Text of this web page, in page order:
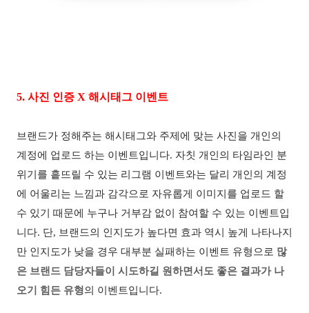
5. 사진 인증 X 해시태그 이벤트
브랜드가 정해주는 해시태그와 주제에 맞는 사진을 개인의
계정에 업로드 하는 이벤트입니다. 자칫 개인의 타임라인 분
위기를 흩뜨릴 수 있는 리 그램 이벤트와는 달리 개인의 계정
에 어울리는 느낌과 감각으로 자유롭게 이미지를 업로드 할
수 있기 때문에 누구나 거부감 없이 참여할 수 있는 이벤트입
니다. 단, 브랜드의 인지도가 높다면 효과 역시 높게 나타나지
만 인지도가 낮을 경우 대부분 실패하는 이벤트 유형으로 많
은 브랜드 담당자들이 시도하길 원하면서도 좋은 결과가 나
오기 힘든 유형의 이벤트입니다.